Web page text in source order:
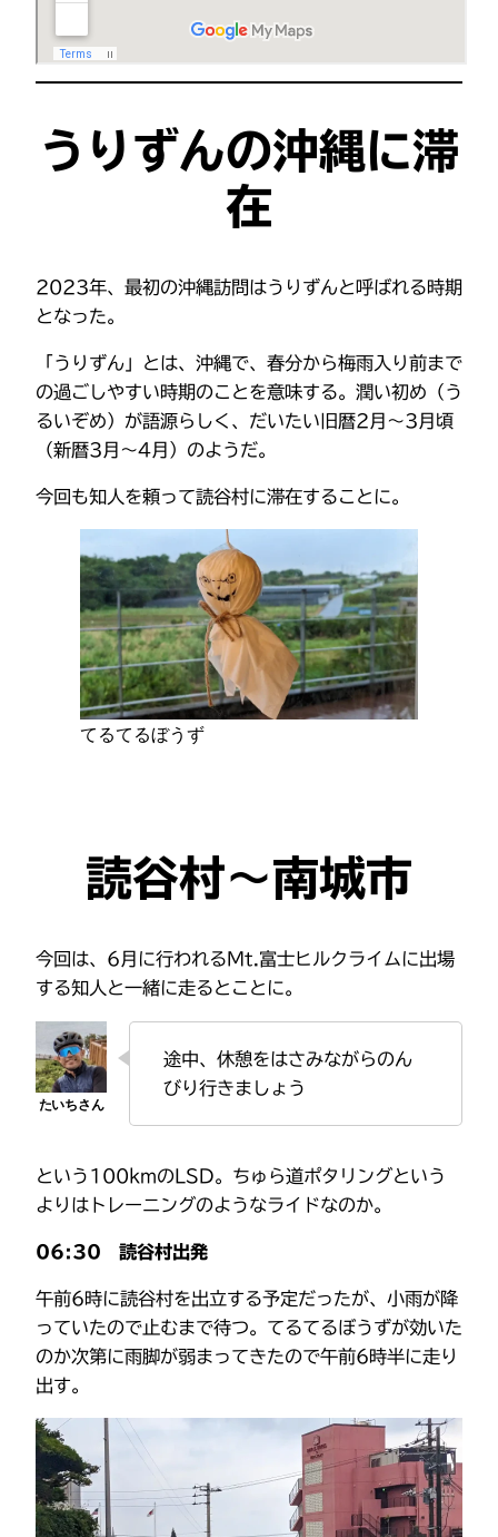
うりずんの沖縄に滞
在
2023年、最初の沖縄訪問はうりずんと呼ばれる時期
となった。
「うりずん」とは、沖縄で、春分から梅雨入り前まで
の過ごしやすい時期のことを意味する。潤い初め（う
るいぞめ）が語源らしく、だいたい旧暦2月～3月頃
（新暦3月〜4月）のようだ。
今回も知人を頼って読谷村に滞在することに。
てるてるぼうず
読谷村〜南城市
今回は、6月に行われるMt.富士ヒルクライムに出場
する知人と一緒に走るとことに。
途中、休憩をはさみながらのん
びり行きましょう
という100kmのLSD。ちゅら道ポタリングという
よりはトレーニングのようなライドなのか。
06:30 読谷村出発
午前6時に読谷村を出立する予定だったが、小雨が降
っていたので止むまで待つ。てるてるぼうずが効いた
のか次第に雨脚が弱まってきたので午前6時半に走り
出す。